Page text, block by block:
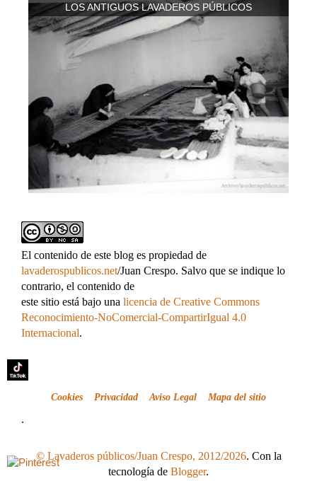
LOS ANTIGUOS LAVADEROS PÚBLICOS
El contenido de este blog es propiedad de
lavaderospublicos.net/Juan Crespo. Salvo que se indique lo
contrario, el contenido de
este sitio está bajo una licencia de Creative Commons
Reconocimiento-NoComercial-CompartirIgual 4.0
Internacional.
Cookies Privacidad Aviso Legal Mapa del sitio
.
© Lavaderos públicos/Juan Crespo, 2012/2026. Con la
tecnología de Blogger.